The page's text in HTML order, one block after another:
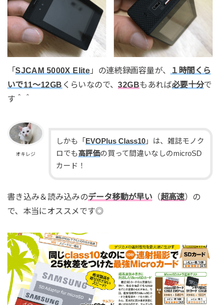
「SJCAM 5000X Elite 」の連続録画容量が、
１時間くら
いで11～12GB くらいなので、32GBもあれば必要十分で
す＾＾
オキレジ
しかも「 EVOPlus Class10」は、雑誌モノク
ロでも高評価の買って間違いなしのmicroSD
カード！
書き込み＆読み込みのデータ移動が早い （超高速）の
で、本当にオススメです◎